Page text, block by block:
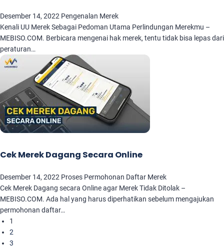
Desember 14, 2022 Pengenalan Merek
Kenali UU Merek Sebagai Pedoman Utama Perlindungan Merekmu –
MEBISO.COM. Berbicara mengenai hak merek, tentu tidak bisa lepas dari
peraturan…
Cek Merek Dagang Secara Online
Desember 14, 2022 Proses Permohonan Daftar Merek
Cek Merek Dagang secara Online agar Merek Tidak Ditolak –
MEBISO.COM. Ada hal yang harus diperhatikan sebelum mengajukan
permohonan daftar…
1
2
3